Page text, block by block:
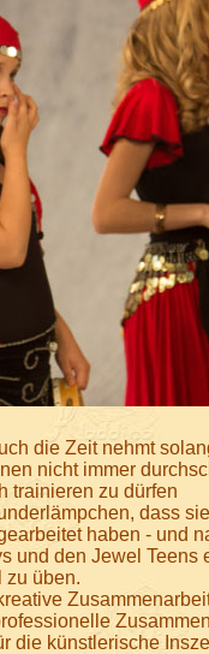
die Zeit nehmt
nicht immer
trainieren zu dürfen
dass
haben - und
und den Jewel
zu üben.
die künstlerische